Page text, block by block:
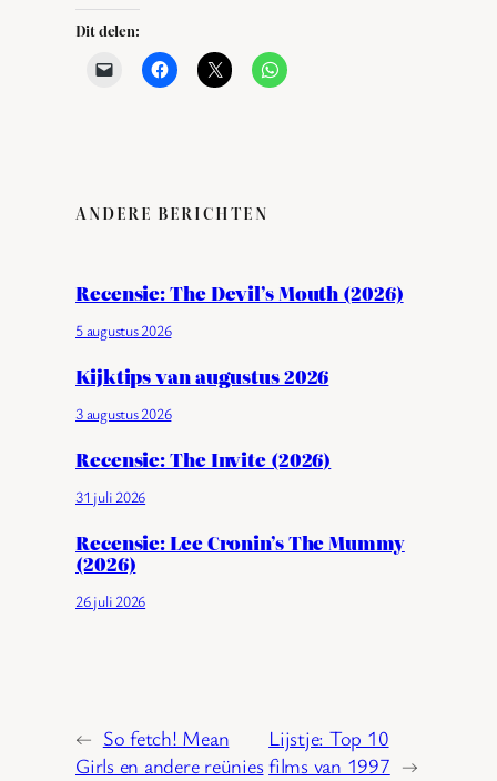
Dit delen:
ANDERE BERICHTEN
Recensie: The Devil’s Mouth (2026)
5 augustus 2026
Kijktips van augustus 2026
3 augustus 2026
Recensie: The Invite (2026)
31 juli 2026
Recensie: Lee Cronin’s The Mummy
(2026)
26 juli 2026
← So fetch! Mean
Girls en andere reünies
Lijstje: Top 10
films van 1997 →